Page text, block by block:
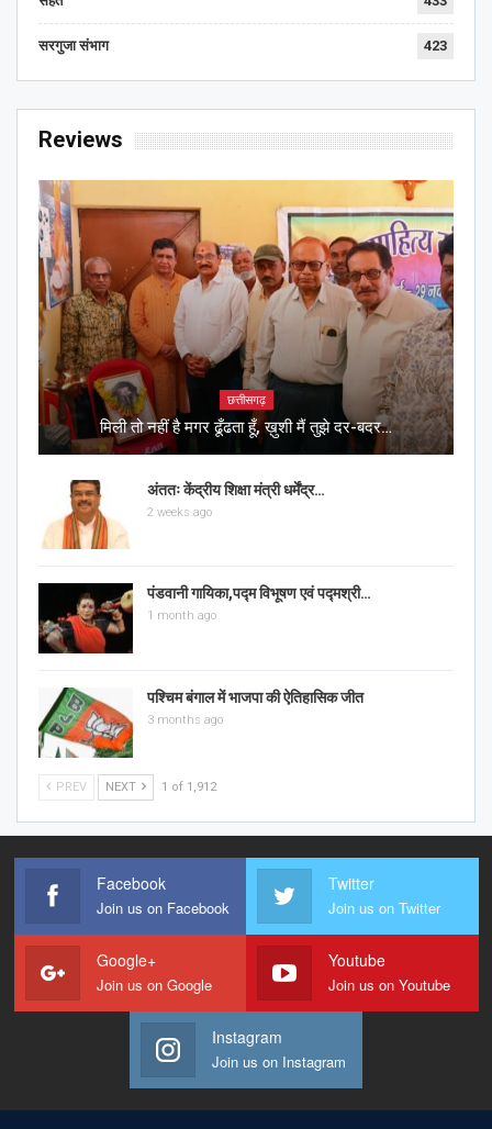
सरगुजा संभाग 423
Reviews
छत्तीसगढ़
मिली तो नहीं है मगर ढूँढता हूँ, ख़ुशी मैं तुझे दर-बदर…
अंततः केंद्रीय शिक्षा मंत्री धर्मेंद्र…
2 weeks ago
पंडवानी गायिका,पद्म विभूषण एवं पद्मश्री…
1 month ago
पश्चिम बंगाल में भाजपा की ऐतिहासिक जीत
3 months ago
PREV NEXT 1 of 1,912
Facebook
Join us on Facebook
Twitter
Join us on Twitter
Google+
Join us on Google
Youtube
Join us on Youtube
Instagram
Join us on Instagram